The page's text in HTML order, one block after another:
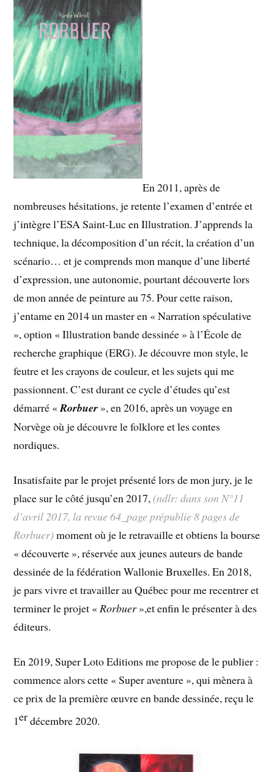
En 2011, après de
nombreuses hésitations, je retente l’examen d’entrée et
j’intègre l’ESA Saint-Luc en Illustration. J’apprends la
technique, la décomposition d’un récit, la création d’un
scénario… et je comprends mon manque d’une liberté
d’expression, une autonomie, pourtant découverte lors
de mon année de peinture au 75. Pour cette raison,
j’entame en 2014 un master en « Narration spéculative
», option « Illustration bande dessinée » à l’École de
recherche graphique (ERG). Je découvre mon style, le
feutre et les crayons de couleur, et les sujets qui me
passionnent. C’est durant ce cycle d’études qu’est
démarré «Rorbuer », en 2016, après un voyage en
Norvège où je découvre le folklore et les contes
nordiques.
Insatisfaite par le projet présenté lors de mon jury, je le
place sur le côté jusqu’en 2017,(ndlr: dans son N°11
d’avril 2017, la revue 64_page prépublie 8 pages de
Rorbuer) moment où je le retravaille et obtiens la bourse
« découverte », réservée aux jeunes auteurs de bande
dessinée de la fédération Wallonie Bruxelles. En 2018,
je pars vivre et travailler au Québec pour me recentrer et
terminer le projet «Rorbuer»,et enfin le présenter à des
éditeurs.
En 2019, Super Loto Editions me propose de le publier :
commence alors cette « Super aventure », qui mènera à
ce prix de la première œuvre en bande dessinée, reçu le
1erdécembre 2020.